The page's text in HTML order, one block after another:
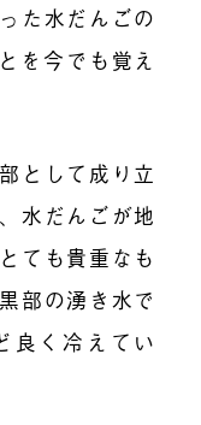
た水だんごの
を今でも覚え
として成り立
水だんごが地
ても貴重なも
部の湧き水で
良く冷えてい